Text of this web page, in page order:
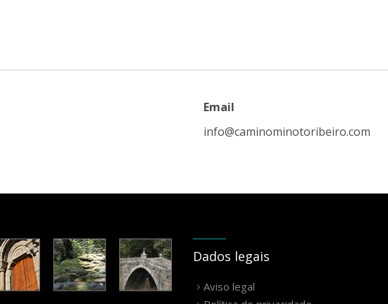
Email
info@caminominotoribeiro.com
Dados legais
Aviso legal